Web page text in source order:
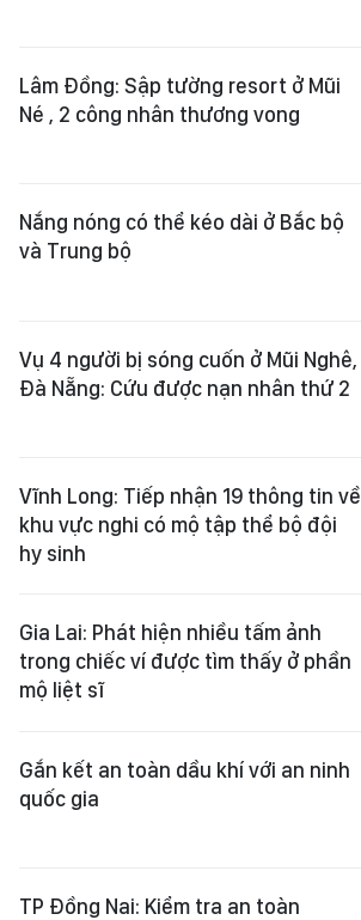
Lâm Đồng: Sập tường resort ở Mũi
Né , 2 công nhân thương vong
Nắng nóng có thể kéo dài ở Bắc bộ
và Trung bộ
Vụ 4 người bị sóng cuốn ở Mũi Nghê,
Đà Nẵng: Cứu được nạn nhân thứ 2
Vĩnh Long: Tiếp nhận 19 thông tin về
khu vực nghi có mộ tập thể bộ đội
hy sinh
Gia Lai: Phát hiện nhiều tấm ảnh
trong chiếc ví được tìm thấy ở phần
mộ liệt sĩ
Gắn kết an toàn dầu khí với an ninh
quốc gia
TP Đồng Nai: Kiểm tra an toàn